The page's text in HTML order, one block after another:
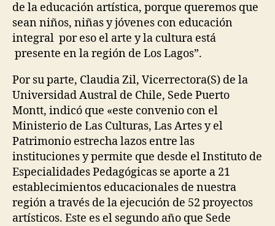
de la educación artística, porque queremos que
sean niños, niñas y jóvenes con educación
integral por eso el arte y la cultura está
presente en la región de Los Lagos”.
Por su parte, Claudia Zil, Vicerrectora(S) de la
Universidad Austral de Chile, Sede Puerto
Montt, indicó que «este convenio con el
Ministerio de Las Culturas, Las Artes y el
Patrimonio estrecha lazos entre las
instituciones y permite que desde el Instituto de
Especialidades Pedagógicas se aporte a 21
establecimientos educacionales de nuestra
región a través de la ejecución de 52 proyectos
artísticos. Este es el segundo año que Sede